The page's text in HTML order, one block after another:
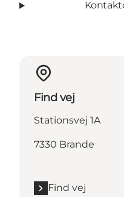
Find vej
Stationsvej 1A
7330 Brande
Find vej